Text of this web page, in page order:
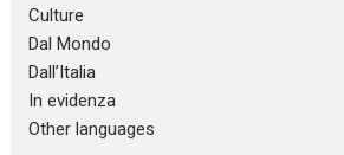
Culture
Dal Mondo
Dall’Italia
In evidenza
Other languages